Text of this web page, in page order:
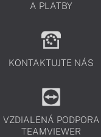
A PLATBY
KONTAKTUJTE NÁS
VZDIALENÁ PODPORA
TEAMVIEWER